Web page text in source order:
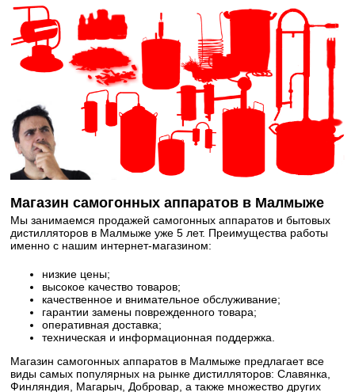
Магазин самогонных аппаратов в Малмыже
Мы занимаемся продажей самогонных аппаратов и бытовых
дистилляторов в Малмыже уже 5 лет. Преимущества работы
именно с нашим интернет-магазином:
низкие цены;
высокое качество товаров;
качественное и внимательное обслуживание;
гарантии замены поврежденного товара;
оперативная доставка;
техническая и информационная поддержка.
Магазин самогонных аппаратов в Малмыже предлагает все
виды самых популярных на рынке дистилляторов: Славянка,
Финляндия, Магарыч, Добровар, а также множество других